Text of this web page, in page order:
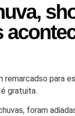
para
gratuita.
foram